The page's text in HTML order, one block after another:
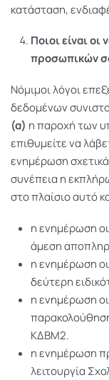
κατάσταση,
Ποιοι είναι
προσωπικών
Νόμιμοι λόγοι
δεδομένων
(α) η παροχή των
επιθυμείτε να
ενημέρωση
συνέπεια η
στο πλαίσιο αυτό
η ενημέρωση
άμεση
η ενημέρωση
δεύτερη
η ενημέρωση
ΚΔΒΜ2.
η ενημέρωση
λειτουργία